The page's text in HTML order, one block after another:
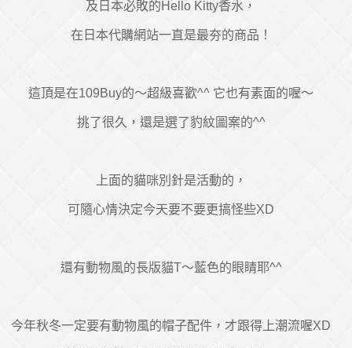
及日本必敗的Hello Kitty香水，
在日本代購網站一直是最夯的商品！
這頂是在109Buy的～超級喜歡^^ 它也有素面的喔～
挑了很久，還是選了豹紋圖案的^^
上面的貓咪別針是活動的，
可隨心情決定今天要不要更搞怪些XD
還有動物風的長版貓T～藍色的眼睛耶^^
今年秋冬一定要有動物風的帽子配件，才跟得上潮流喔XD